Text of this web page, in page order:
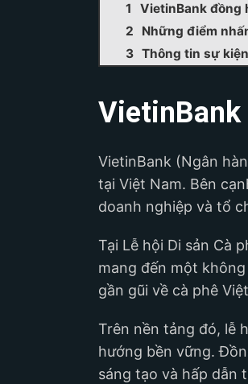
VietinBank đồng
Những điểm
Thông tin sự kiện
VietinBank
VietinBank (Ngân
tại Việt Nam. Bên
doanh nghiệp và tổ
Tại Lễ hội Di sản Cà
mang đến một
gần gũi về cà phê
Trên nền tảng đó, lễ
hướng bền vững.
sáng tạo và hấp dẫn